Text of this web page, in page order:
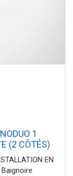
1
(2 CÔTÉS)
170 x 75
EN
Baignoire